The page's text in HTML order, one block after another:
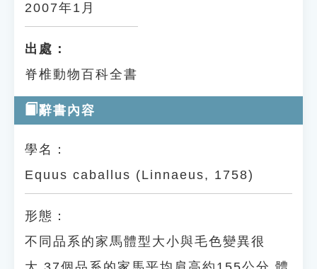
2007年1月
出處：
脊椎動物百科全書
辭書內容
學名：
Equus caballus (Linnaeus, 1758)
形態：
不同品系的家馬體型大小與毛色變異很